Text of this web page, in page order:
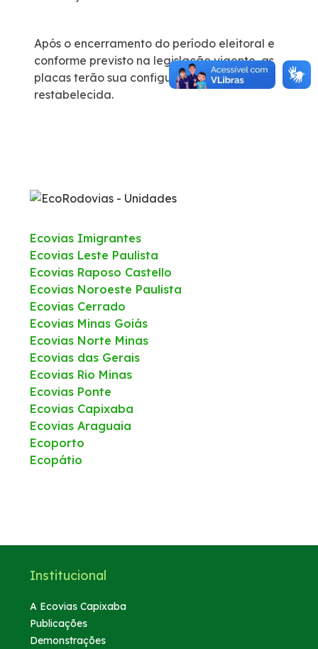
Após o encerramento do período eleitoral e
conforme previsto na legislação vigente, as
placas terão sua configuração original
restabelecida.
Ecovias Imigrantes
Ecovias Leste Paulista
Ecovias Raposo Castello
Ecovias Noroeste Paulista
Ecovias Cerrado
Ecovias Minas Goiás
Ecovias Norte Minas
Ecovias das Gerais
Ecovias Rio Minas
Ecovias Ponte
Ecovias Capixaba
Ecovias Araguaia
Ecoporto
Ecopátio
Institucional
A Ecovias Capixaba
Publicações
Demonstrações